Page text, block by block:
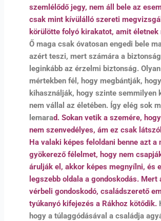
szemlélődő jegy, nem áll bele az
csak mint kívülálló szereti
körülötte folyó kirakatot, amit életnek
Ő maga csak óvatosan engedi bele
azért teszi, mert számára a
leginkább az érzelmi biztonság.
mértekben fél, hogy megbántják, hogy
kihasználják, hogy szinte semmilyen
nem vállal az életében. Így elég sok
lemarad. Sokan vetik a szemére,
nem szenvedélyes, ám ez csak
Ha valaki képes feloldani benne azt a
gyökerező félelmet, hogy nem
árulják el, akkor képes megnyílni, és
legszebb oldala a gondoskodás. Mert
vérbeli gondoskodó, családszerető
tyúkanyó kifejezés a Rákhoz kötődik.
hogy a túlaggódásával a családja